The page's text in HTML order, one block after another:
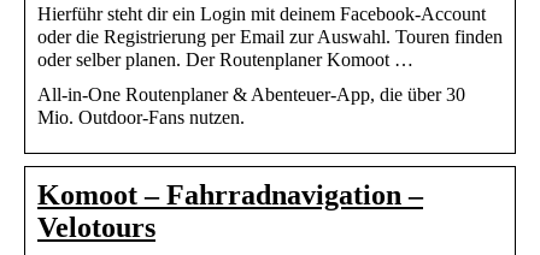
Hierführ steht dir ein Login mit deinem Facebook-Account
oder die Registrierung per Email zur Auswahl. Touren finden
oder selber planen. Der Routenplaner Komoot …
All-in-One Routenplaner & Abenteuer-App, die über 30
Mio. Outdoor-Fans nutzen.
Komoot – Fahrradnavigation –
Velotours